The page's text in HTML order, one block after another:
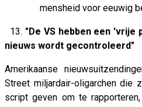
mensheid voor eeuwig
13. "De VS hebben een
nieuws wordt gecontroleerd"
Amerikaanse
Street miljardair-oligarchen die
script geven om te